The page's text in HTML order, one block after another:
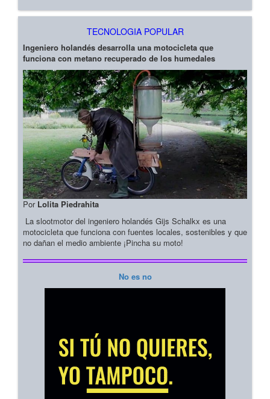
TECNOLOGIA POPULAR
Ingeniero holandés desarrolla una motocicleta que
funciona con metano recuperado de los humedales
Por Lolita Piedrahita
La slootmotor del ingeniero holandés Gijs Schalkx es una
motocicleta que funciona con fuentes locales, sostenibles y que
no dañan el medio ambiente ¡Pincha su moto!
No es no